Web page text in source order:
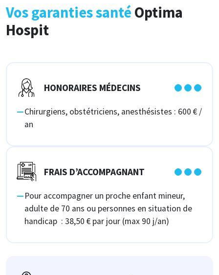
Vos garanties santé Optima
Hospit
HONORAIRES MÉDECINS
Chirurgiens, obstétriciens, anesthésistes : 600 € /
an
FRAIS D’ACCOMPAGNANT
Pour accompagner un proche enfant mineur,
adulte de 70 ans ou personnes en situation de
handicap : 38,50 € par jour (max 90 j/an)